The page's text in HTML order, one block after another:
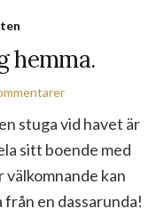
hemma.
stuga vid havet är
sitt boende med
kan
från en dassarunda!